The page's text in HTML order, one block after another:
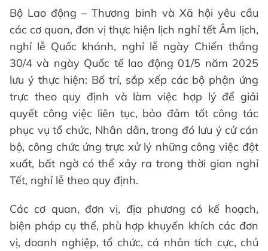
Bộ Lao động – Thương binh và Xã hội yêu cầu
các cơ quan, đơn vị thực hiện lịch nghỉ tết Âm lịch,
nghỉ lễ Quốc khánh, nghỉ lễ ngày Chiến thắng
30/4 và ngày Quốc tế lao động 01/5 năm 2025
lưu ý thực hiện: Bố trí, sắp xếp các bộ phận ứng
trực theo quy định và làm việc hợp lý để giải
quyết công việc liên tục, bảo đảm tốt công tác
phục vụ tổ chức, Nhân dân, trong đó lưu ý cử cán
bộ, công chức ứng trực xử lý những công việc đột
xuất, bất ngờ có thể xảy ra trong thời gian nghỉ
Tết, nghỉ lễ theo quy định.
Các cơ quan, đơn vị, địa phương có kế hoạch,
biện pháp cụ thể, phù hợp khuyến khích các đơn
vị, doanh nghiệp, tổ chức, cá nhân tích cực, chủ